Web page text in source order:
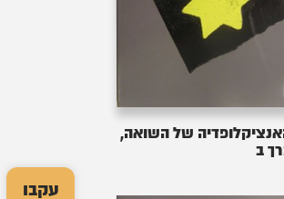
עקבו
של השואה,
ב